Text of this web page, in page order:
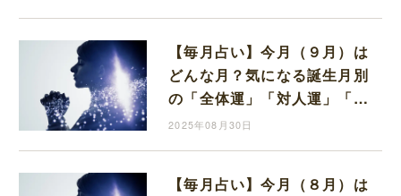
【毎月占い】今月（９月）は
どんな月？気になる誕生月別
の「全体運」「対人運」「金
運」お教えします
2025年08月30日
【毎月占い】今月（８月）は